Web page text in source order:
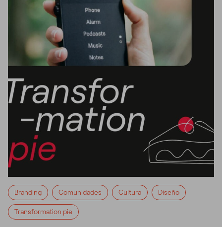
Branding Comunidades Cultura Diseño
Transformation pie